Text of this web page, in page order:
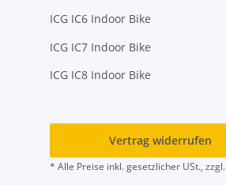
ICG IC6 Indoor Bike
ICG IC7 Indoor Bike
ICG IC8 Indoor Bike
Vertrag widerrufen
* Alle Preise inkl. gesetzlicher USt., zzgl.